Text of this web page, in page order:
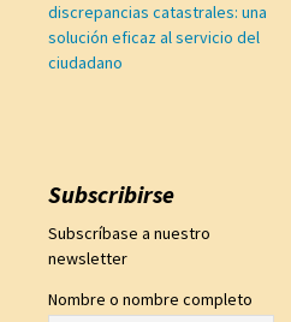
discrepancias catastrales: una
solución eficaz al servicio del
ciudadano
Subscribirse
Subscríbase a nuestro
newsletter
Nombre o nombre completo